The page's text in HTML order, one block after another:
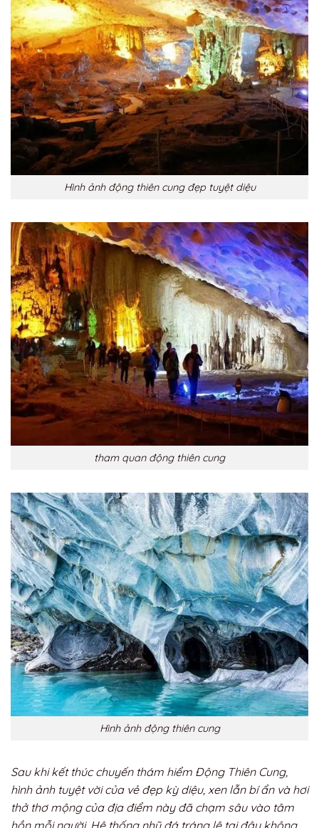
Hình ảnh động thiên cung đẹp tuyệt diệu
tham quan động thiên cung
Hình ảnh động thiên cung
Sau khi kết thúc chuyến thám hiểm Động Thiên Cung,
hình ảnh tuyệt vời của vẻ đẹp kỳ diệu, xen lẫn bí ẩn và hơi
thở thơ mộng của địa điểm này đã chạm sâu vào tâm